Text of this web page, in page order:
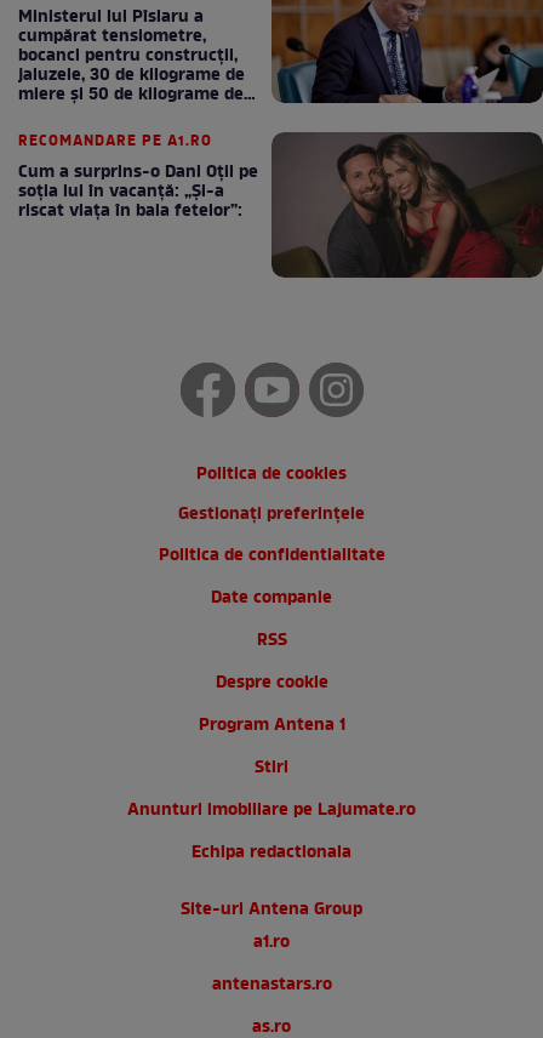
Ministerul lui Pîslaru a
cumpărat tensiometre,
bocanci pentru construcții,
jaluzele, 30 de kilograme de
miere și 50 de kilograme de
RECOMANDARE PE A1.RO
Cum a surprins-o Dani Oțil pe
soția lui în vacanță: „Și-a
riscat viața în baia fetelor”:
Politica de cookies
Gestionați preferințele
Politica de confidentialitate
Date companie
RSS
Despre cookie
Program Antena 1
Stiri
Anunturi imobiliare pe Lajumate.ro
Echipa redactionala
Site-uri Antena Group
a1.ro
antenastars.ro
as.ro